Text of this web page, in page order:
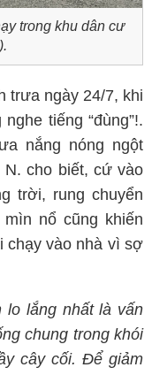
trong khu dân cư
trưa ngày 24/7, khi
tiếng “đùng”!.
nắng nóng ngột
N. cho biết, cứ vào
trời, rung chuyển
nổ cũng khiến
chạy vào nhà vì sợ
lo lắng nhất là vấn
chung trong khói
cây cối. Để giảm